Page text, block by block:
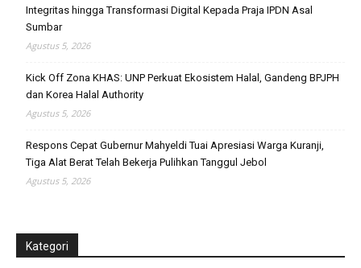
Integritas hingga Transformasi Digital Kepada Praja IPDN Asal
Sumbar
Agustus 5, 2026
Kick Off Zona KHAS: UNP Perkuat Ekosistem Halal, Gandeng BPJPH
dan Korea Halal Authority
Agustus 5, 2026
Respons Cepat Gubernur Mahyeldi Tuai Apresiasi Warga Kuranji,
Tiga Alat Berat Telah Bekerja Pulihkan Tanggul Jebol
Agustus 5, 2026
Kategori